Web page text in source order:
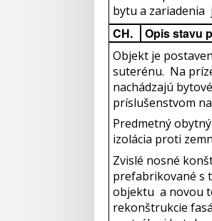
bytu a zariadenia
CH. Opis stavu
Objekt je
suterénu. Na
nachádzajú
príslušenstvom
Predmetný
izolácia proti
Zvislé nosné
prefabrikované s
objektu a novou
rekonštrukcie